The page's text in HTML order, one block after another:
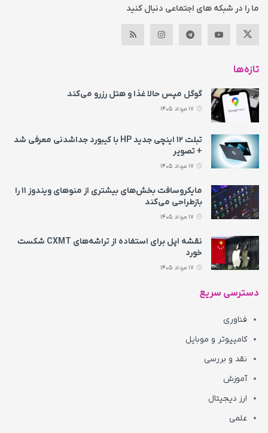
ما را در شبکه های اجتماعی دنبال کنید
تازه‌ها
گوگل مپس حالا غذا و هتل رزرو می‌کند
تبلت ۱۲ اینچی جدید HP با کیبورد جداشدنی معرفی شد
+ تصویر
مایکروسافت بخش‌های بیشتری از منوهای ویندوز ۱۱ را
بازطراحی می‌کند
نقشه اپل برای استفاده از تراشه‌های CXMT شکست
خورد
دسترسی سریع
فناوری
کامپیوتر و موبایل
نقد و بررسی
آموزش
ارز دیجیتال
علمی